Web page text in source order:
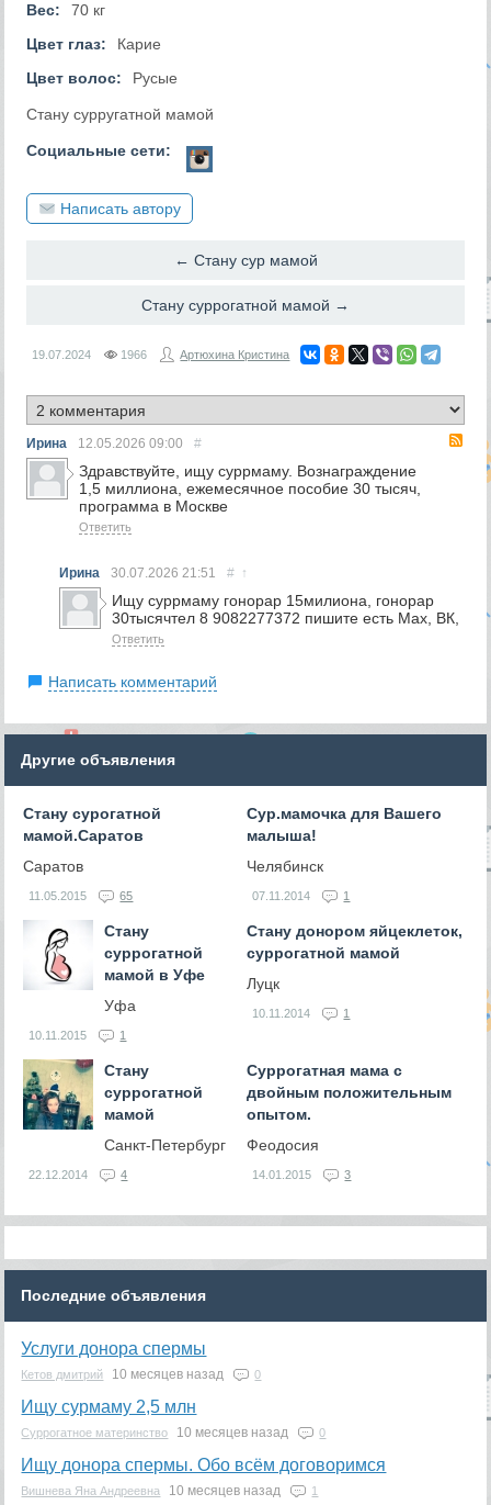
Вес:
70 кг
Цвет глаз:
Карие
Цвет волос:
Русые
Стану сурругатной мамой
Социальные сети:
Написать автору
← Стану сур мамой
Стану суррогатной мамой →
19.07.2024 1966 Артюхина Кристина
Ирина 12.05.2026 09:00 #
Здравствуйте, ищу суррмаму. Вознаграждение
1,5 миллиона, ежемесячное пособие 30 тысяч,
программа в Москве
Ответить
Ирина 30.07.2026 21:51 # ↑
Ищу суррмаму гонорар 15милиона, гонорар
30тысячтел 8 9082277372 пишите есть Мах, ВК,
Ответить
Написать комментарий
Другие объявления
Стану сурогатной
мамой.Саратов
Саратов
11.05.2015 65
Сур.мамочка для Вашего
малыша!
Челябинск
07.11.2014 1
Стану
суррогатной
мамой в Уфе
Уфа
10.11.2015 1
Стану донором яйцеклеток,
суррогатной мамой
Луцк
10.11.2014 1
Стану
суррогатной
мамой
Санкт-Петербург
22.12.2014 4
Суррогатная мама с
двойным положительным
опытом.
Феодосия
14.01.2015 3
Последние объявления
Услуги донора спермы
Кетов дмитрий 10 месяцев назад 0
Ищу сурмаму 2,5 млн
Суррогатное материнство 10 месяцев назад 0
Ищу донора спермы. Обо всём договоримся
Вишнева Яна Андреевна 10 месяцев назад 1